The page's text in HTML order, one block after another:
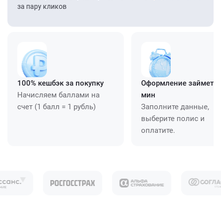
за пару кликов
100% кешбэк за покупку
Начисляем баллами на
счет (1 балл = 1 рубль)
Оформление займет
мин
Заполните данные,
выберите полис и
оплатите.